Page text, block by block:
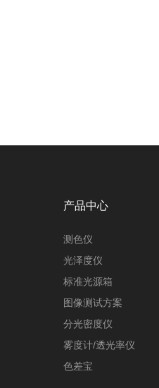
产品中心
测色仪
光泽度仪
标准光源箱
图像测试方案
分光密度仪
雾度计/透光率仪
色差宝